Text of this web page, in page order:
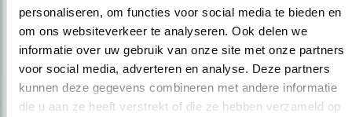
personaliseren, om functies voor social media te bieden en
om ons websiteverkeer te analyseren. Ook delen we
informatie over uw gebruik van onze site met onze partners
voor social media, adverteren en analyse. Deze partners
kunnen deze gegevens combineren met andere informatie
die u aan ze heeft verstrekt of die ze hebben verzameld op
Op de hoogte blijven?
over vogels en activiteiten van Vogelbescherming.
AANMELDEN VOGELNIEUWS